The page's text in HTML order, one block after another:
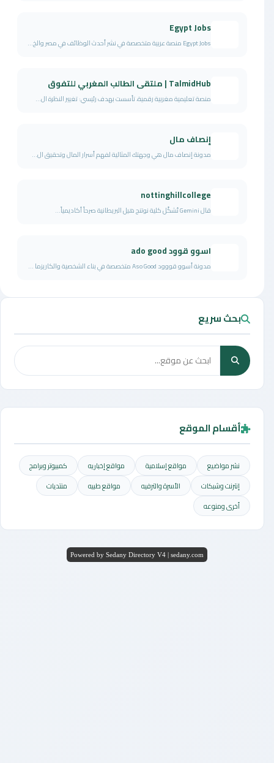
Egypt Jobs
Egypt Jobs منصة عربية متخصصة في نشر أحدث الوظائف في مصر والخ...
TalmidHub | ملتقى الطالب المغربي للتفوق
منصة تعليمية مغربية رقمية، تأسست بهدف رئيسي: تغيير النظرة ال...
إنصاف مال
مدونة إنصاف مال هي وجهتك المثالية لفهم أسرار المال وتحقيق ال...
nottinghillcollege
قال Gemini تُشكّل كلية نوتنج هيل البريطانية صرحاً أكاديمياً...
اسوو قوود ado good
مدونة أسوو قووود Aso Good متخصصة في بناء الشخصية والكاريزما ...
بحث سريع
أقسام الموقع
نشر مواضيع مواقع إسلامية مواقع إخباريه
كمبيوتر وبرامج
إنترنت وشبكات
الأسرة والترفيه مواقع طبيه
منتديات
أخرى ومنوعه
Powered by Sedany Directory V4 | sedany.com